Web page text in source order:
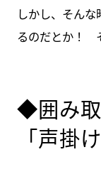
しかし、そん
るのだとか！
◆囲み
「声掛け